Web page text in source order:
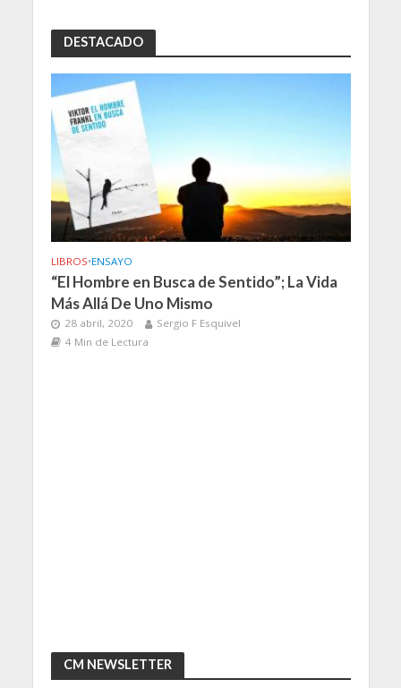
DESTACADO
LIBROS•ENSAYO
“El Hombre en Busca de Sentido”; La Vida
Más Allá De Uno Mismo
28 abril, 2020
Sergio F Esquivel
4 Min de Lectura
CM NEWSLETTER